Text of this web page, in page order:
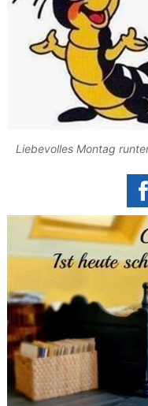
Liebevolles Montag